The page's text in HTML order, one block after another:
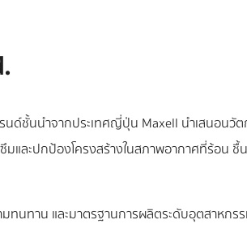
นด์ชั้นนำจากประเทศญี่ปุ่น Maxell นำเสนอนวั
มและปกป้องโครงสร้างในสภาพอากาศที่ร้อน
นทาน และมาตรฐานการผลิตระดับอุตสาหกร